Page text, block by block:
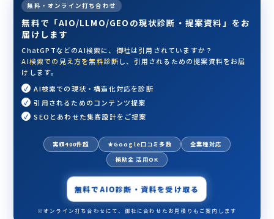
無料・オンライン打ち合わせ
無料で「AIO/LLMO/GEOの現状診断・提案資料」をお
届けします
ChatGPTなどのAI検索に、御社は引用されていますか？
AI検索での見え方を無料診断し、引用されるための提案資料をお届
けします。
AI検索での現状・構造化対応を診断
引用されるためのコンテンツ提案
SEOとあわせた集客設計をご提案
実績400件超 ★Google口コミ多数
全業種対応
補助金 活用OK
無料でAIO診断・資料を受け取る
※オンライン打ち合わせにて、御社に合わせたお見積りもご案内します